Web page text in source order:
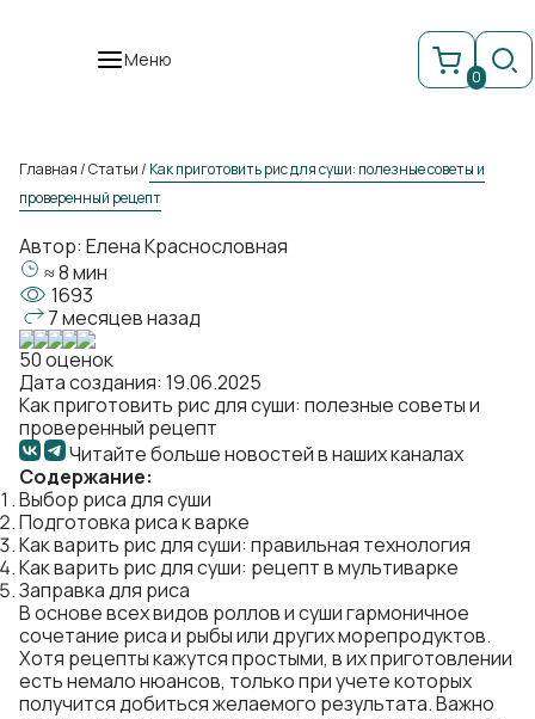
Меню
0
Главная/Статьи/ Как приготовить рис для суши: полезные советы и
проверенный рецепт
Автор: Елена Краснословная
≈ 8 мин
1693
7 месяцев назад
50 оценок
Дата создания: 19.06.2025
Как приготовить рис для суши: полезные советы и
проверенный рецепт
Читайте больше новостей в наших каналах
Содержание:
Выбор риса для суши
Подготовка риса к варке
Как варить рис для суши: правильная технология
Как варить рис для суши: рецепт в мультиварке
Заправка для риса
В основе всех видов роллов и суши гармоничное
сочетание риса и рыбы или других морепродуктов.
Хотя рецепты кажутся простыми, в их приготовлении
есть немало нюансов, только при учете которых
получится добиться желаемого результата. Важно